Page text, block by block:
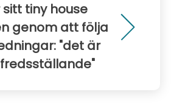
tiny house
genom att följa
"det är